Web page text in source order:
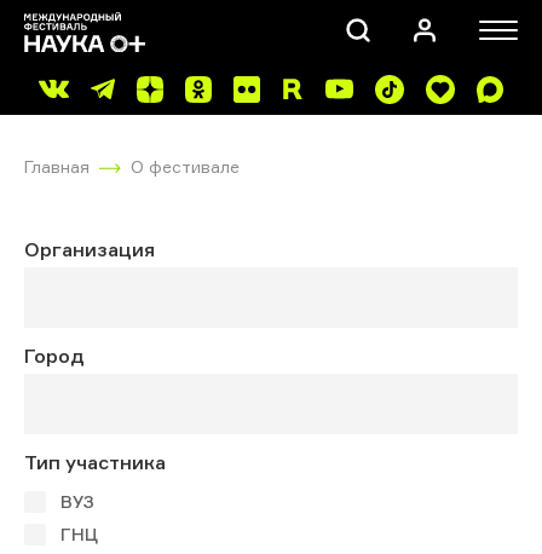
Главная О фестивале
Организация
Город
Тип участника
ВУЗ
ГНЦ